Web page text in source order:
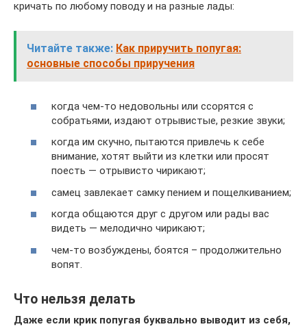
кричать по любому поводу и на разные лады:
Читайте также: Как приручить попугая:
основные способы приручения
когда чем-то недовольны или ссорятся с
собратьями, издают отрывистые, резкие звуки;
когда им скучно, пытаются привлечь к себе
внимание, хотят выйти из клетки или просят
поесть — отрывисто чирикают;
самец завлекает самку пением и пощелкиванием;
когда общаются друг с другом или рады вас
видеть — мелодично чирикают;
чем-то возбуждены, боятся – продолжительно
вопят.
Что нельзя делать
Даже если крик попугая буквально выводит из себя,